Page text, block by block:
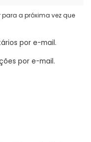
a próxima vez que
por e-mail.
por e-mail.